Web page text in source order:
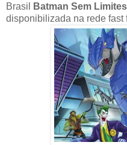
Brasil
Batman Sem
disponibilizada na rede fast